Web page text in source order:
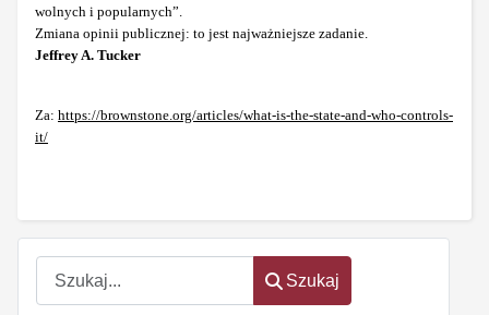
Szukaj
Szukaj
wolnych i popularnych”.
Zmiana opinii publicznej: to jest najważniejsze zadanie.
Jeffrey A. Tucker
Za: https://brownstone.org/articles/what-is-the-state-and-who-controls-
it/